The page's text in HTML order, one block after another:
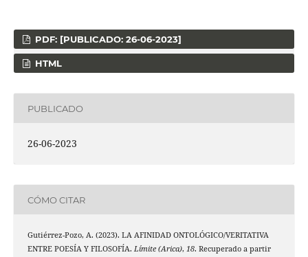
PDF: [PUBLICADO: 26-06-2023]
HTML
PUBLICADO
26-06-2023
CÓMO CITAR
Gutiérrez-Pozo, A. (2023). LA AFINIDAD ONTOLÓGICO/VERITATIVA
ENTRE POESÍA Y FILOSOFÍA. Límite (Arica), 18. Recuperado a partir